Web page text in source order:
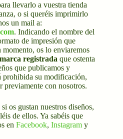
llevarlo a vuestra tienda
o si queréis imprimirlo
un mail a:
. Indicando el nombre del
de impresión que
os lo enviaremos
registrada que ostenta
que publicamos y
prohibida su modificación,
previamente con nosotros.
os gustan nuestros diseños,
de ellos. Ya sabéis que
en Facebook, Instagram y